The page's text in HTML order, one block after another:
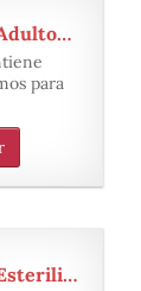
Ultima Pienso para Gatos Adultos con Pollo
para
Ultima Pienso para Gatos Esterilizados Adultos con Salmón